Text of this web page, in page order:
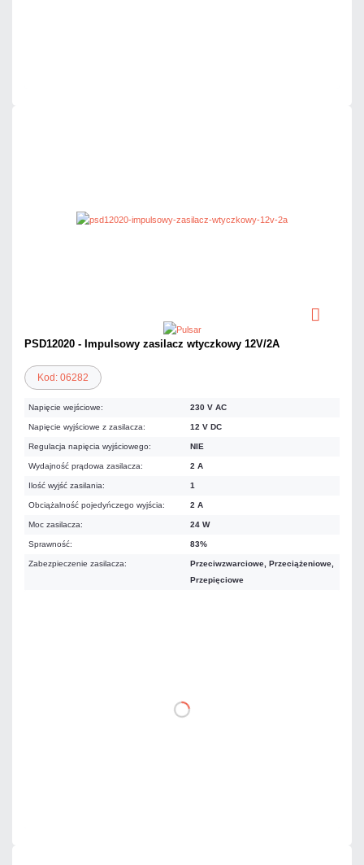
PSD12020 - Impulsowy zasilacz wtyczkowy 12V/2A
Kod: 06282
Napięcie wejściowe: 230 V AC
Napięcie wyjściowe z zasilacza: 12 V DC
Regulacja napięcia wyjściowego: NIE
Wydajność prądowa zasilacza: 2 A
Ilość wyjść zasilania: 1
Obciążalność pojedyńczego wyjścia: 2 A
Moc zasilacza: 24 W
Sprawność: 83%
Zabezpieczenie zasilacza:
Przeciwzwarciowe, Przeciążeniowe,
Przepięciowe
DO KOSZYKA